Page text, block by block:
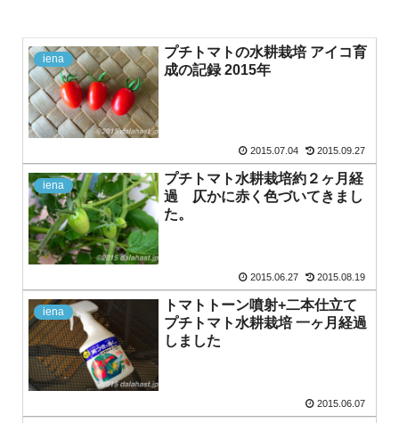
iena
プチトマトの水耕栽培 アイコ育
成の記録 2015年
2015.07.04 2015.09.27
iena
プチトマト水耕栽培約２ヶ月経
過 仄かに赤く色づいてきまし
た。
2015.06.27 2015.08.19
iena
トマトトーン噴射+二本仕立て
プチトマト水耕栽培 一ヶ月経過
しました
2015.06.07